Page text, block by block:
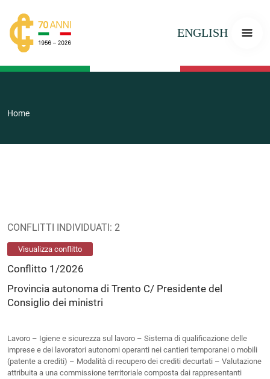
ENGLISH
Home
CONFLITTI INDIVIDUATI: 2
Visualizza conflitto
Conflitto 1/2026
Provincia autonoma di Trento C/ Presidente del
Consiglio dei ministri
Lavoro – Igiene e sicurezza sul lavoro – Sistema di qualificazione delle
imprese e dei lavoratori autonomi operanti nei cantieri temporanei o mobili
(patente a crediti) – Modalità di recupero dei crediti decurtati – Valutazione
attribuita a una commissione territoriale composta dai rappresentanti